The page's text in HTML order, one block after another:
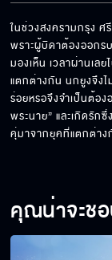
ในช่วงสงครามกรุง
พราะผู้บิดาต้องออกร
มองเห็น เวลาผ่านเล
แตกต่างกัน นกยูงจึงไ
ร่อยหรอจึงจำเป็นต้อ
พระนาย” และเกิดรัก
คุ่มาจากยุคที่แตกต่าง
คุณน่าจะช